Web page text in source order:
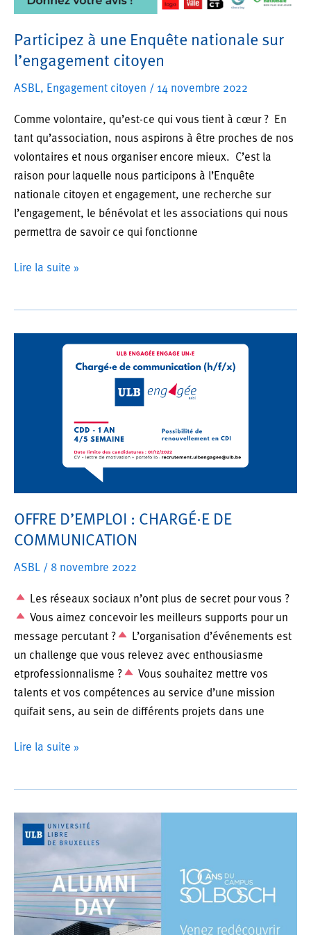
Participez à une Enquête nationale sur
l’engagement citoyen
ASBL, Engagement citoyen / 14 novembre 2022
Comme volontaire, qu’est-ce qui vous tient à cœur ? En
tant qu’association, nous aspirons à être proches de nos
volontaires et nous organiser encore mieux. C’est la
raison pour laquelle nous participons à l’Enquête
nationale citoyen et engagement, une recherche sur
l’engagement, le bénévolat et les associations qui nous
permettra de savoir ce qui fonctionne
Participez
Lire la suite »
OFFRE D’EMPLOI : CHARGÉ·E DE
COMMUNICATION
ASBL / 8 novembre 2022
Les réseaux sociaux n’ont plus de secret pour vous ?
Vous aimez concevoir les meilleurs supports pour un
message percutant ?
L’organisation d’événements est
un challenge que vous relevez avec enthousiasme
etprofessionnalisme ?
Vous souhaitez mettre vos
talents et vos compétences au service d’une mission
quifait sens, au sein de différents projets dans une
OFFRE
DE
COMMUNICATION
Lire la suite »